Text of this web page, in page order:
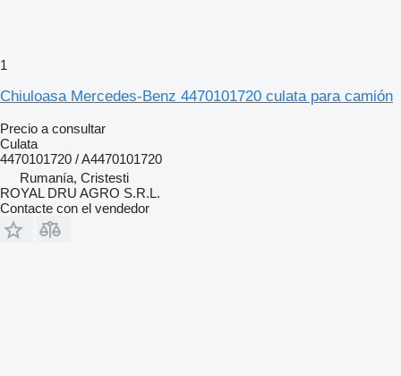
1
Chiuloasa Mercedes-Benz 4470101720 culata para camión
Precio a consultar
Culata
4470101720 / A4470101720
Rumanía, Cristesti
ROYAL DRU AGRO S.R.L.
Contacte con el vendedor